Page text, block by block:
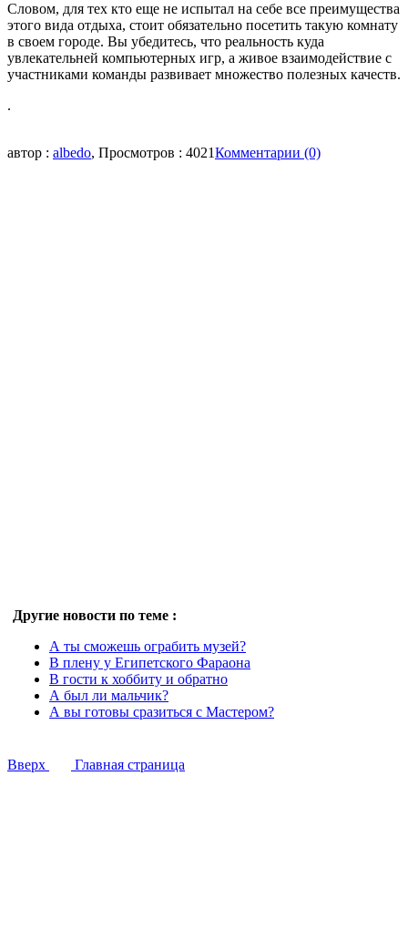
Словом, для тех кто еще не испытал на себе все преимущества
этого вида отдыха, стоит обязательно посетить такую комнату
в своем городе. Вы убедитесь, что реальность куда
увлекательней компьютерных игр, а живое взаимодействие с
участниками команды развивает множество полезных качеств.
.
автор : albedo, Просмотров : 4021Комментарии (0)
Другие новости по теме :
А ты сможешь ограбить музей?
В плену у Египетского Фараона
В гости к хоббиту и обратно
А был ли мальчик?
А вы готовы сразиться с Мастером?
Вверх Главная страница